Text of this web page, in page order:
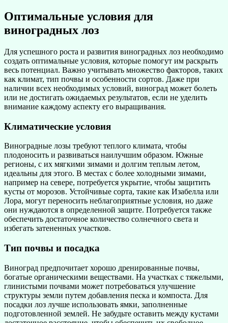
Оптимальные условия для
виноградных лоз
Для успешного роста и развития виноградных лоз необходимо
создать оптимальные условия, которые помогут им раскрыть
весь потенциал. Важно учитывать множество факторов, таких
как климат, тип почвы и особенности сортов. Даже при
наличии всех необходимых условий, виноград может болеть
или не достигать ожидаемых результатов, если не уделить
внимание каждому аспекту его выращивания.
Климатические условия
Виноградные лозы требуют теплого климата, чтобы
плодоносить и развиваться наилучшим образом. Южные
регионы, с их мягкими зимами и долгим теплым летом,
идеальны для этого. В местах с более холодными зимами,
например на севере, потребуется укрытие, чтобы защитить
кусты от морозов. Устойчивые сорта, такие как Изабелла или
Лора, могут переносить неблагоприятные условия, но даже
они нуждаются в определенной защите. Потребуется также
обеспечить достаточное количество солнечного света и
избегать затененных участков.
Тип почвы и посадка
Виноград предпочитает хорошо дренированные почвы,
богатые органическими веществами. На участках с тяжелыми,
глинистыми почвами может потребоваться улучшение
структуры земли путем добавления песка и компоста. Для
посадки лоз лучше использовать ямки, заполненные
подготовленной землей. Не забудьте оставить между кустами